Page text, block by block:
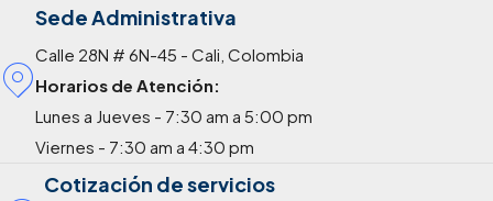
Sede Administrativa
Calle 28N # 6N-45 - Cali, Colombia
Horarios de Atención:
Lunes a Jueves - 7:30 am a 5:00 pm
Viernes - 7:30 am a 4:30 pm
Cotización de servicios